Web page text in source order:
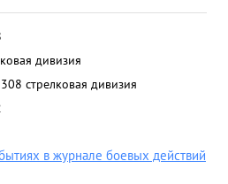
дивизия
308 стрелковая дивизия
в журнале боевых действий